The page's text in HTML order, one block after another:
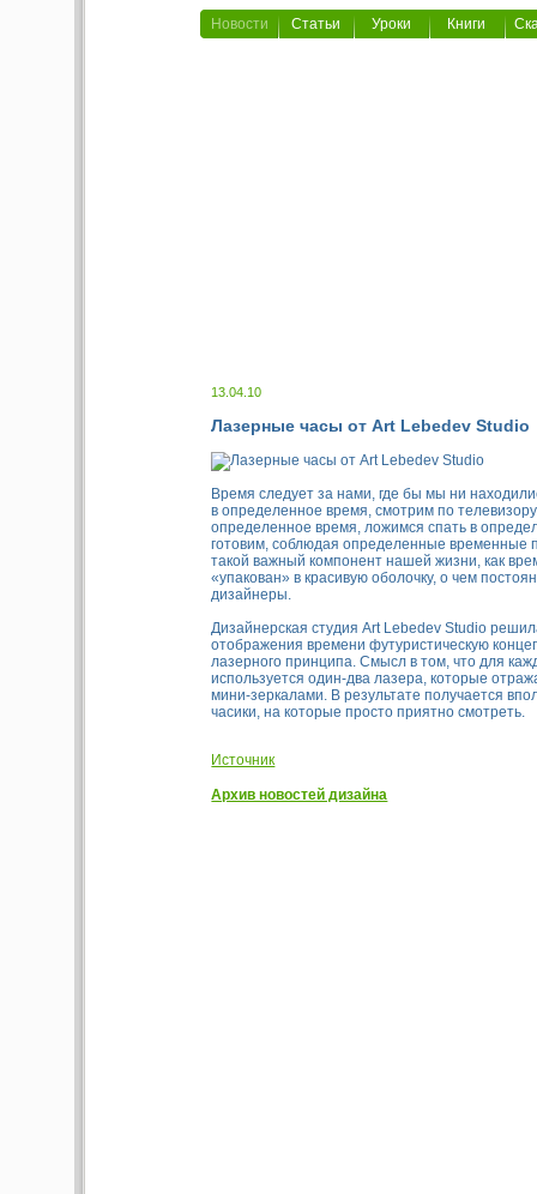
Новости Статьи Уроки Книги
13.04.10
Лазерные часы от Art Lebedev Studio
Время следует за нами, где бы мы ни
в определенное время, смотрим по
определенное время, ложимся спать в
готовим, соблюдая определенные временные
такой важный компонент нашей жизни, как
«упакован» в красивую оболочку, о чем
дизайнеры.
Дизайнерская студия Art Lebedev Studio
отображения времени футуристическую
лазерного принципа. Смысл в том, что для
используется один-два лазера, которые
мини-зеркалами. В результате получается
часики, на которые просто приятно смотреть.
Источник
Архив новостей дизайна